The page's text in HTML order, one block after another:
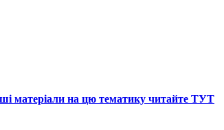
матеріали на цю тематику читайте ТУТ